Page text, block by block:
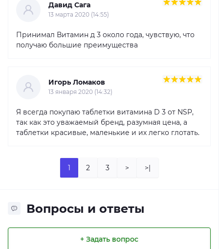
Давид Сага
13 марта 2020 (14:55)
Принимал Витамин д 3 около года, чувствую, что
получаю большие преимущества
Игорь Ломаков
13 января 2020 (14:32)
Я всегда покупаю таблетки витамина D 3 от NSP,
так как это уважаемый бренд, разумная цена, а
таблетки красивые, маленькие и их легко глотать.
1 2 3 > >|
Вопросы и ответы
+ Задать вопрос